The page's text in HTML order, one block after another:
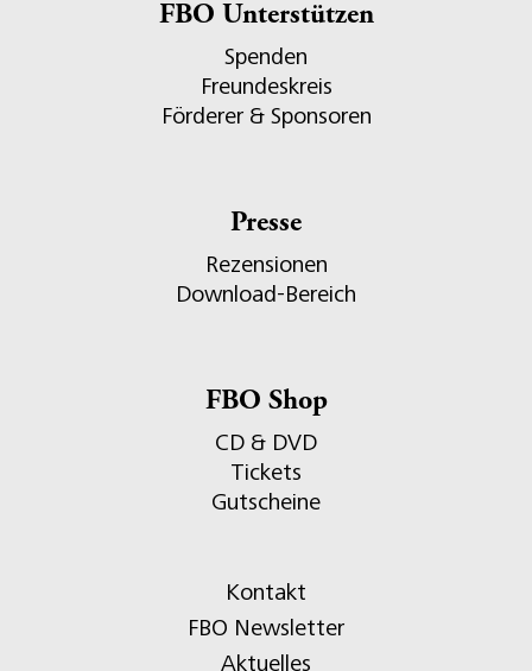
FBO Unterstützen
Spenden
Freundeskreis
Förderer & Sponsoren
Presse
Rezensionen
Download-Bereich
FBO Shop
CD & DVD
Tickets
Gutscheine
Kontakt
FBO Newsletter
Aktuelles